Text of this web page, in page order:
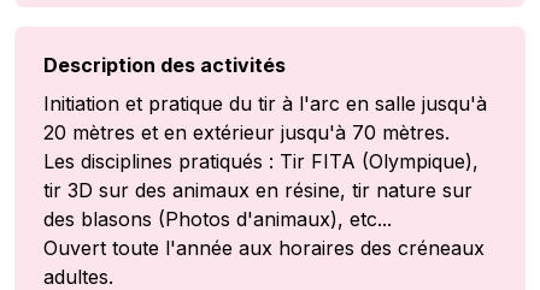
Description des activités
Initiation et pratique du tir à l'arc en salle jusqu'à
20 mètres et en extérieur jusqu'à 70 mètres.
Les disciplines pratiqués : Tir FITA (Olympique),
tir 3D sur des animaux en résine, tir nature sur
des blasons (Photos d'animaux), etc...
Ouvert toute l'année aux horaires des créneaux
adultes.